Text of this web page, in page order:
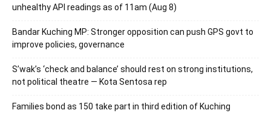
unhealthy API readings as of 11am (Aug 8)
Bandar Kuching MP: Stronger opposition can push GPS govt to
improve policies, governance
S’wak’s ‘check and balance’ should rest on strong institutions,
not political theatre — Kota Sentosa rep
Families bond as 150 take part in third edition of Kuching